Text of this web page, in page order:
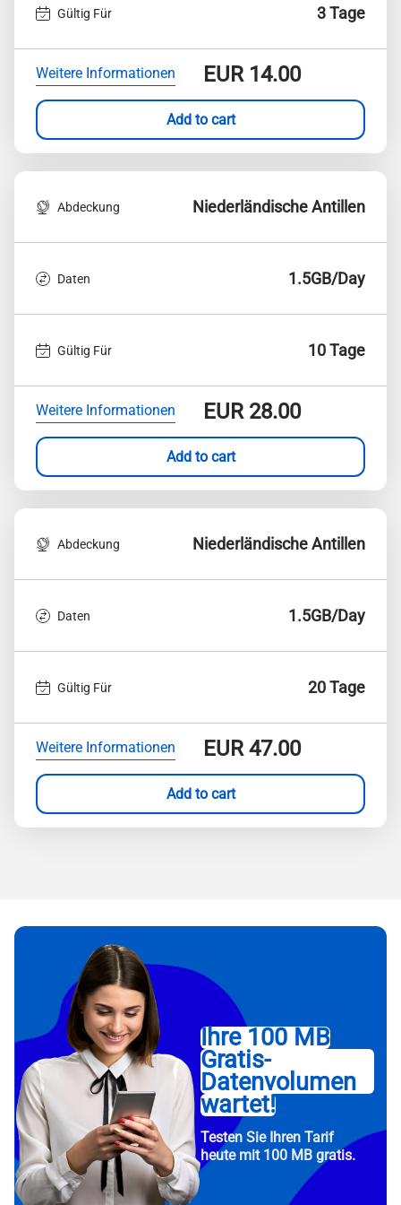
Gültig Für 3 Tage
Weitere Informationen EUR14.00
Add to cart
Abdeckung Niederländische Antillen
Daten 1.5GB/Day
Gültig Für 10 Tage
Weitere Informationen EUR28.00
Add to cart
Abdeckung Niederländische Antillen
Daten 1.5GB/Day
Gültig Für 20 Tage
Weitere Informationen EUR47.00
Add to cart
Ihre 100 MB
Gratis-
Datenvolumen
wartet!
Testen Sie Ihren Tarif
heute mit 100 MB gratis.